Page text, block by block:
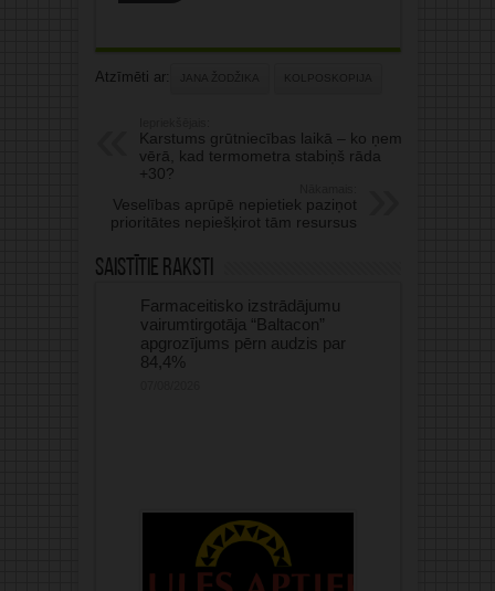
Atzīmēti ar: JANA ŽODŽIKA KOLPOSKOPIJA
Karstums grūtniecības laikā – ko ņemt
vērā, kad termometra stabiņš rāda
+30?
Veselības aprūpē nepietiek paziņot
prioritātes nepiešķirot tām resursus
Saistītie raksti
Farmaceitisko izstrādājumu
vairumtirgotāja “Baltacon”
apgrozījums pērn audzis par
84,4%